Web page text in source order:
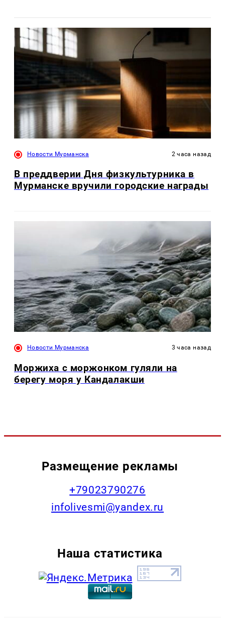
Новости Мурманска 2 часа назад
В преддверии Дня физкультурника в
Мурманске вручили городские награды
Новости Мурманска 3 часа назад
Моржиха с моржонком гуляли на
берегу моря у Кандалакши
Размещение рекламы
+79023790276
infolivesmi@yandex.ru
Наша статистика